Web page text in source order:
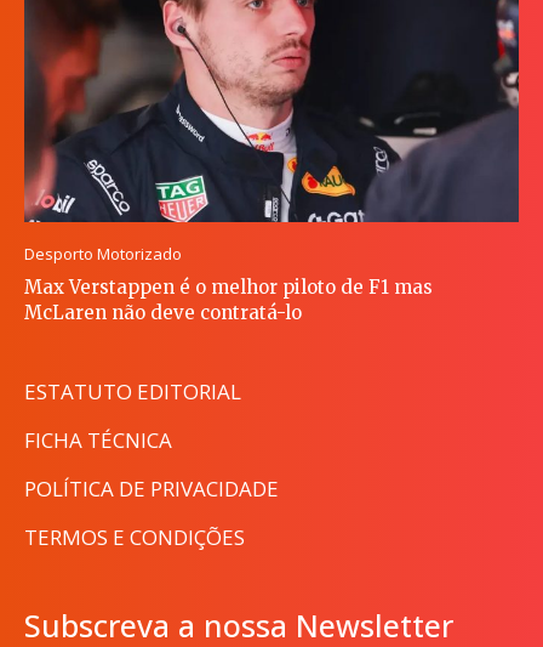
Desporto Motorizado
Max Verstappen é o melhor piloto de F1 mas
McLaren não deve contratá-lo
ESTATUTO EDITORIAL
FICHA TÉCNICA
POLÍTICA DE PRIVACIDADE
TERMOS E CONDIÇÕES
Subscreva a nossa Newsletter